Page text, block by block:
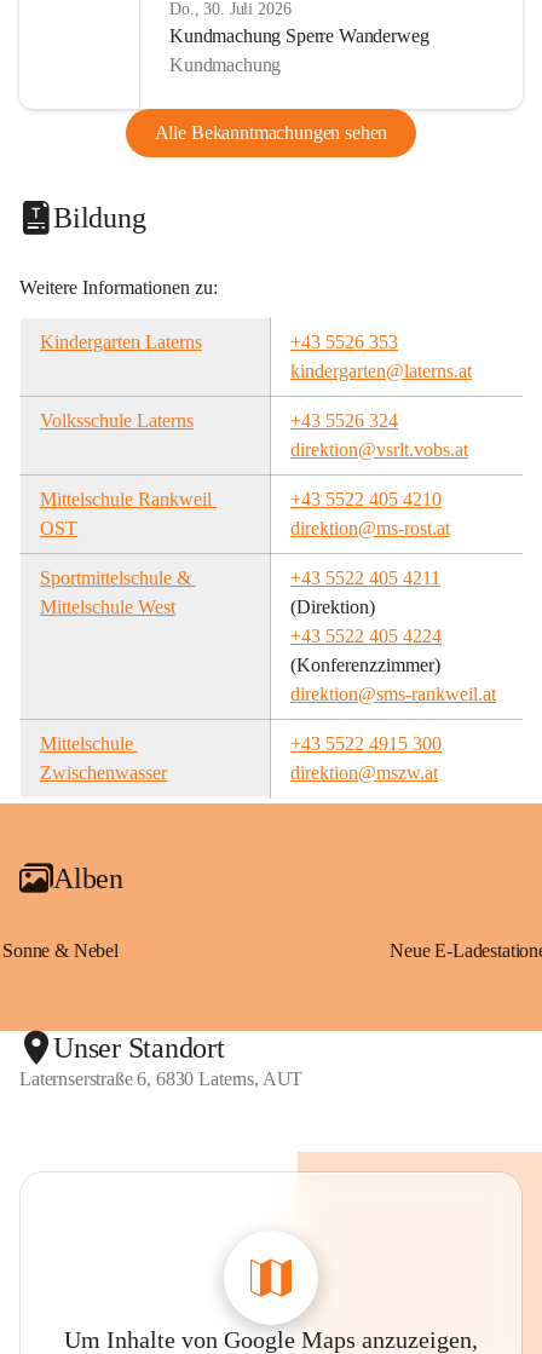
Do., 30. Juli 2026
Kundmachung Sperre Wanderweg
Kundmachung
Alle Bekanntmachungen sehen
Bildung
Weitere Informationen zu:
Kindergarten Laterns
+43 5526 353
kindergarten@laterns.at
Volksschule Laterns
+43 5526 324
direktion@vsrlt.vobs.at
Mittelschule Rankweil
OST
+43 5522 405 4210
direktion@ms-rost.at
Sportmittelschule &
Mittelschule West
+43 5522 405 4211
(Direktion)
+43 5522 405 4224
(Konferenzzimmer)
direktion@sms-rankweil.at
Mittelschule
Zwischenwasser
+43 5522 4915 300
direktion@mszw.at
Alben
Sonne & Nebel
Unser Standort
Laternserstraße 6, 6830 Laterns, AUT
Um Inhalte von Google Maps anzuzeigen,